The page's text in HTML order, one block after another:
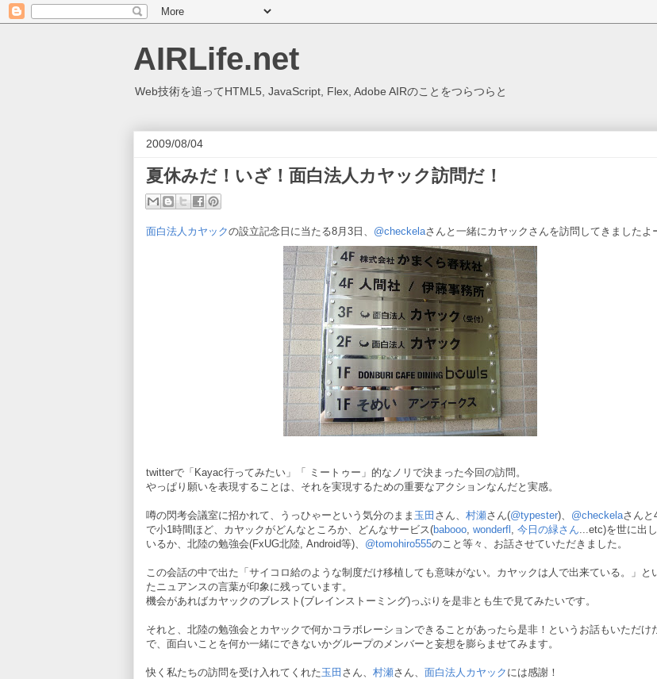
AIRLife.net
Web技術を追ってHTML5, JavaScript, Flex, Adobe AIRのことをつらつらと
2009/08/04
夏休みだ！いざ！面白法人カヤック訪問だ！
面白法人カヤックの設立記念日に当たる8月3日、 @checkelaさんと一緒にカヤックさんを訪問してきましたよ
twitterで「Kayac行ってみたい」「 ミートゥー」的なノリで決まった今回の訪問。
やっぱり願いを表現することは、それを実現するための重要なアクションなんだと実感。
噂の閃考会議室に招かれて、うっひゃーという気分のまま 玉田 さん、 村瀬さん(@typester)、 @checkelaさんと
で小1時間ほど、カヤックがどんなところか、どんなサービス(babooo wonderfl 今日の緑さん ...etc)を世に出
いるか、北陸の勉強会(FxUG北陸, Android等)、 @tomohiro555のこと等々、お話させていただきました。
この会話の中で出た「サイコロ給のような制度だけ移植しても意味がない。カヤックは人で出来ている。」と
たニュアンスの言葉が印象に残っています。
機会があればカヤックのブレスト(ブレインストーミング)っぷりを是非とも生で見てみたいです。
それと、北陸の勉強会とカヤックで何かコラボレーションできることがあったら是非！というお話もいただけ
で、面白いことを何か一緒にできないかグループのメンバーと妄想を膨らませてみます。
快く私たちの訪問を受け入れてくれた玉田 さん、 村瀬さん、 面白法人カヤック には感謝！